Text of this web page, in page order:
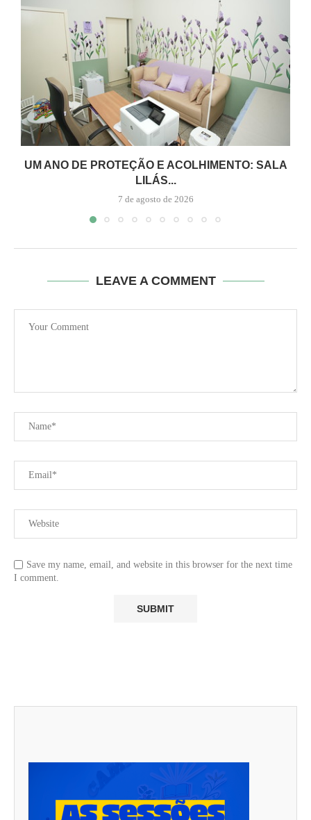
UM ANO DE PROTEÇÃO E ACOLHIMENTO: SALA
LILÁS...
7 de agosto de 2026
LEAVE A COMMENT
Save my name, email, and website in this browser for the next time
I comment.